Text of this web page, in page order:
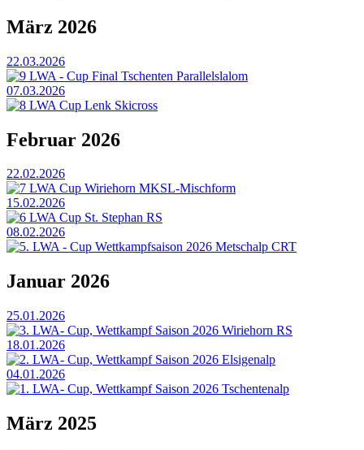
März 2026
22.03.2026
9 LWA - Cup Final Tschenten Parallelslalom
07.03.2026
8 LWA Cup Lenk Skicross
Februar 2026
22.02.2026
7 LWA Cup Wiriehorn MKSL-Mischform
15.02.2026
6 LWA Cup St. Stephan RS
08.02.2026
5. LWA - Cup Wettkampfsaison 2026 Metschalp CRT
Januar 2026
25.01.2026
3. LWA- Cup, Wettkampf Saison 2026 Wiriehorn RS
18.01.2026
2. LWA- Cup, Wettkampf Saison 2026 Elsigenalp
04.01.2026
1. LWA- Cup, Wettkampf Saison 2026 Tschentenalp
März 2025